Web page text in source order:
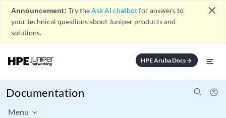
Announcement: Try theAsk AI chatbotfor answers to
your technical questions about Juniper products and
solutions.
close
HPE Aruba Docsarrow_forward
Documentation
Menu